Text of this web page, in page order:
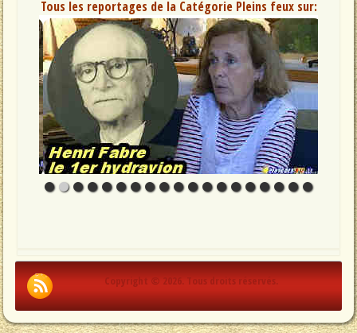
Tous les reportages de la Catégorie Pleins feux sur:
Copyright © 2026. Tous droits réservés.